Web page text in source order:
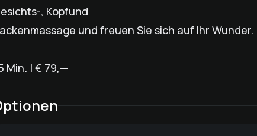
, Kopfund
und freuen Sie sich auf Ihr Wunder.
Min. | € 79,—